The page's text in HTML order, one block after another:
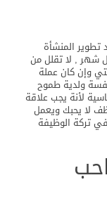
المنشأة
شهر , لا تقلل من
وإن كان عملة
ولدية طموح
لأنة يجب علاقة
لا يحبك ويعمل
تركة الوظيفة